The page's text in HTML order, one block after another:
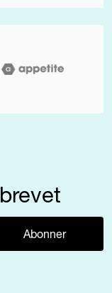
Abonner